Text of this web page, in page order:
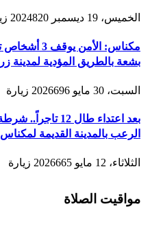
الخميس، 19 ديسمبر 2024 820
مكناس:
بشعة بالطريق المؤدية لمدينة
السبت، 30 مايو 2026 696 زيارة
بعد اعتداء طال 12
الرعب بالمدينة القديمة لمكناس
الثلاثاء، 12 مايو 2026 665 زيارة
مواقيت الصلاة